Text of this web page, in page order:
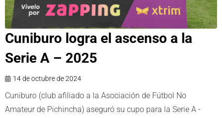
Cuniburo logra el ascenso a la
Serie A – 2025
14 de octubre de 2024
Cuniburo (club afiliado a la Asociación de Fútbol No
Amateur de Pichincha) aseguró su cupo para la Serie A -